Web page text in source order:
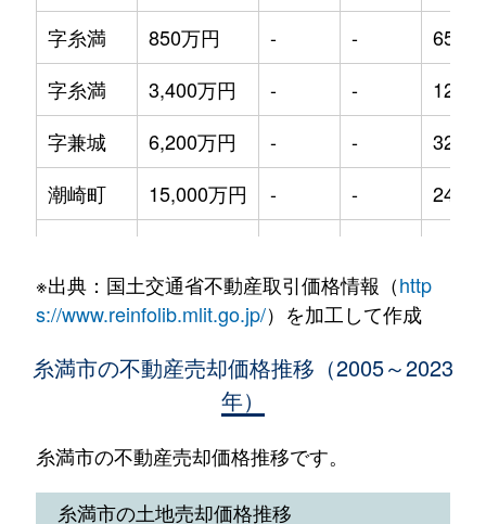
字糸満
850万円 - -
65m²
字糸満
3,400万円 - -
字兼城
6,200万円 - -
潮崎町
15,000万円 - -
字照屋
3,500万円 - -
3,800万円
西崎町
12,000万円 -
西崎町
3,100万円 -
※出典：国土交通省不動産取引価格情報（http
s://www.reinfolib.mlit.go.jp/）を加工して作成
糸満市の不動産売却価格推移（2005～2023
年）
糸満市の不動産売却価格推移です。
糸満市の土地売却価格推移